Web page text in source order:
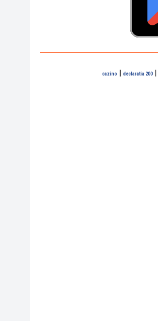
cazino | declaratia 200 |